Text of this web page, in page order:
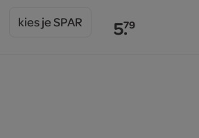
kies je SPAR 5.79